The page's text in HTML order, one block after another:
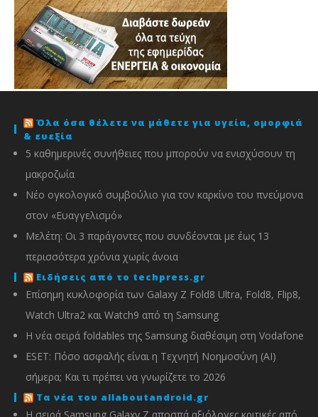
Όλα όσα θέλετε να μάθετε για υγεία, ομορφιά
& ευεξία
5 καθημερινές συνήθειες που μπορούν να ενισχύσουν τη
μακροζωία
Νέο ογκολογικό συμβούλιο για τον καρκίνο του πνεύμονα
στον «Ευαγγελισμό»
Μελέτη: Οι 3 παράγοντες που συνδέονται με έως 13
περισσότερα χρόνια χωρίς άνοια
Ειδήσεις από το techpress.gr
Επίσημη κυκλοφορία των Galaxy Z Fold8 Ultra, Fold8, Flip8,
Watch Ultra2 και Watch9 από τη Samsung
Η νέα σειρά foldables της Samsung διαθέσιμη στη Vodafone
ESET: Πόσο ασφαλής είναι η Τεχνητή Νοημοσύνη (AI)
σήμερα; Και τι πρέπει να γνωρίζετε το 2026
Τα νέα του allaboutandroid.gr
Η σειρά Samsung Galaxy Z αποσπά αξιόλογες κριτικές από